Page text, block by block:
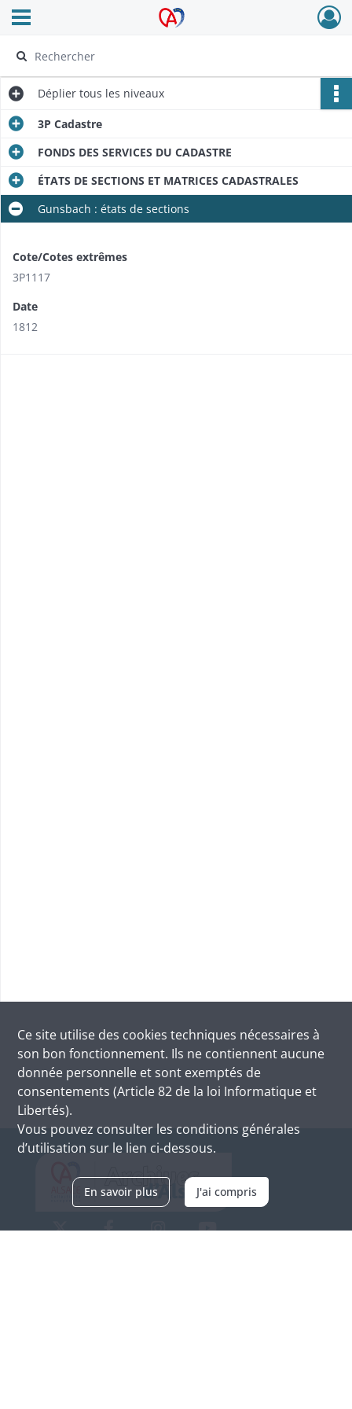
Archives Alsace - Colmar
Ouvrir le menu déroulant
Déplier tous les niveaux
3P Cadastre
FONDS DES SERVICES DU CADASTRE
ÉTATS DE SECTIONS ET MATRICES CADASTRALES
Gunsbach : états de sections
Cote/Cotes extrêmes
3P1117
Date
1812
Ce site utilise des cookies techniques nécessaires à
son bon fonctionnement. Ils ne contiennent aucune
donnée personnelle et sont exemptés de
consentements (Article 82 de la loi Informatique et
Libertés).
Vous pouvez consulter les conditions générales
d’utilisation sur le lien ci-dessous.
En savoir plus J'ai compris